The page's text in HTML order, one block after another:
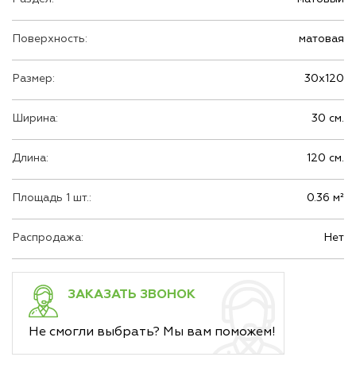
Поверхность: матовая
Размер: 30х120
Ширина: 30 см.
Длина: 120 см.
Площадь 1 шт.: 0.36 м²
Распродажа: Нет
ЗАКАЗАТЬ ЗВОНОК
Не смогли выбрать? Мы вам поможем!